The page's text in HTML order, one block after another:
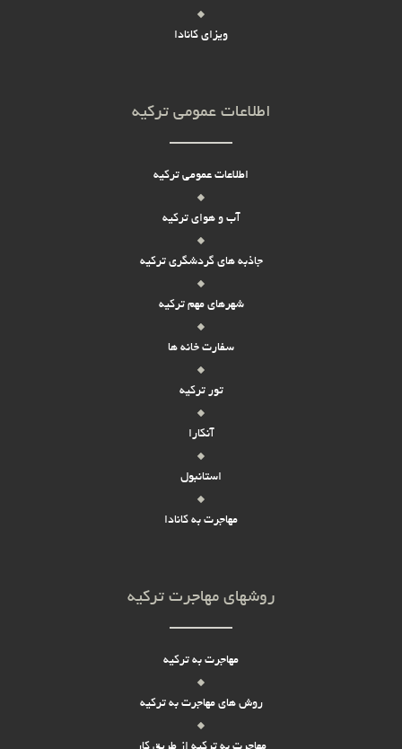
ویزای کانادا
اطلاعات عمومی ترکیه
اطلاعات عمومی ترکیه
آب و هوای ترکیه
جاذبه های گردشگری ترکیه
شهرهای مهم ترکیه
سفارت خانه ها
تور ترکیه
آنکارا
استانبول
مهاجرت به کانادا
روشهای مهاجرت ترکیه
مهاجرت به ترکیه
روش های مهاجرت به ترکیه